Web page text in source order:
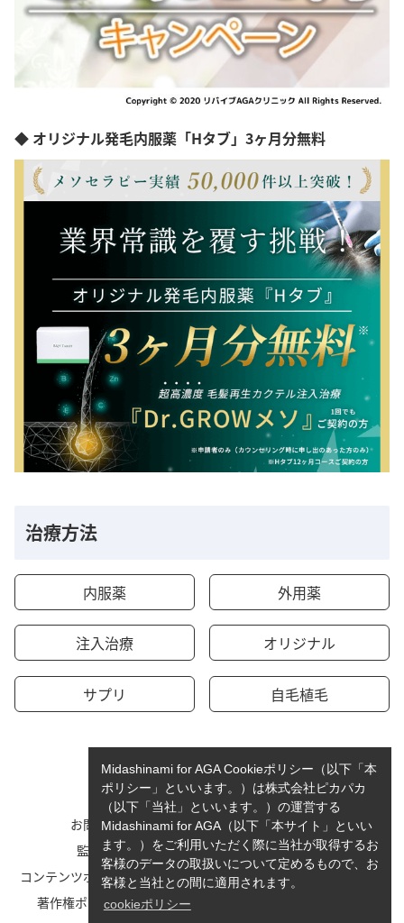
◆ オリジナル発毛内服薬「Hタブ」3ヶ月分無料
治療方法
内服薬 外用薬
注入治療 オリジナル
サプリ 自毛植毛
お問い合わせ
運営者情報
監修者一覧
cookieポリシーについて
コンテンツポリシーと運営指針
利用規約
著作権ポリシー/免責事項
Midashinami for AGA Cookieポリシー（以下「本
ポリシー」といいます。）は株式会社ピカパカ
（以下「当社」といいます。）の運営する
Midashinami for AGA（以下「本サイト」といい
ます。）をご利用いただく際に当社が取得するお
客様のデータの取扱いについて定めるもので、お
客様と当社との間に適用されます。
cookieポリシー